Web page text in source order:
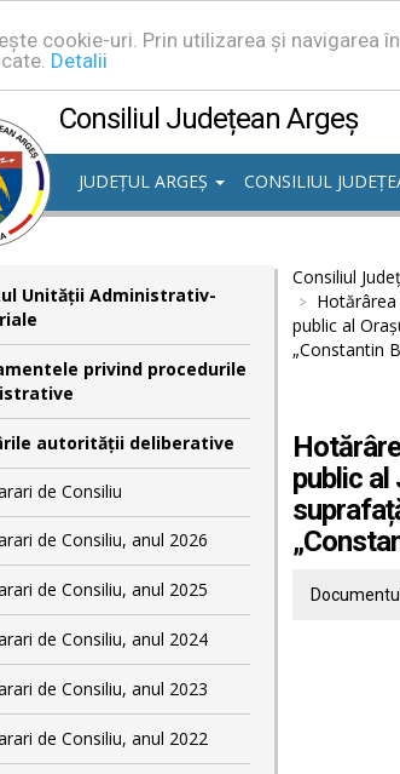
cookie-uri. Prin utilizarea și navigarea
Detalii
Consiliul Județean Argeș
JUDEȚUL ARGEȘ
CONSILIUL
Unităţii Administrativ-
privind procedurile
autorităţii deliberative
de Consiliu
de Consiliu, anul 2026
de Consiliu, anul 2025
de Consiliu, anul 2024
de Consiliu, anul 2023
de Consiliu, anul 2022
Consiliul
public al
„Constantin
public al